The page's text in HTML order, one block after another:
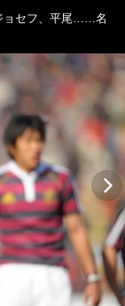
ョセフ、平尾……名